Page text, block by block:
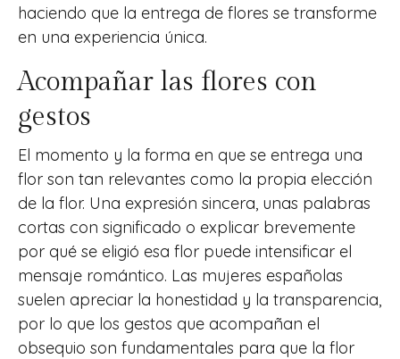
haciendo que la entrega de flores se transforme
en una experiencia única.
Acompañar las flores con
gestos
El momento y la forma en que se entrega una
flor son tan relevantes como la propia elección
de la flor. Una expresión sincera, unas palabras
cortas con significado o explicar brevemente
por qué se eligió esa flor puede intensificar el
mensaje romántico. Las mujeres españolas
suelen apreciar la honestidad y la transparencia,
por lo que los gestos que acompañan el
obsequio son fundamentales para que la flor